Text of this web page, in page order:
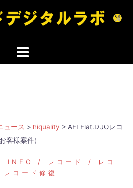
ュース > hiquality > AFI Flat.DUOレコ
客様案件）
INFO レコード
レコ
レコード修復